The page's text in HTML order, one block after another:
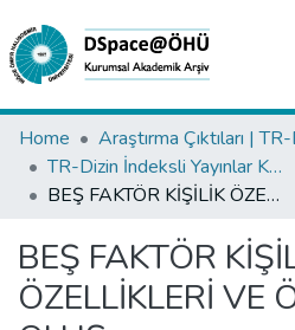
Collections
All of DSpace
Analyze
Request/Question
Home
TR-Dizin İndeksli Yayınlar Koleksiyonu
BEŞ FAKTÖR KİŞİLİK ÖZELLİKLERİ VE ÖZNEL İYİ OLUŞ
BEŞ FAKTÖR
ÖZELLİKLERİ VE